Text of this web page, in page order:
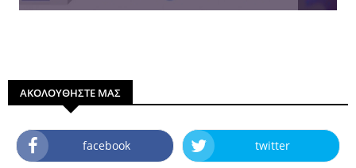
ΑΚΟΛΟΥΘΗΣΤΕ ΜΑΣ
facebook twitter